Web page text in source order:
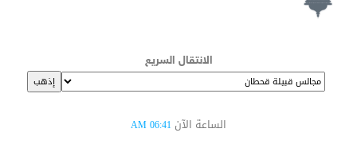
الانتقال السريع
الساعة الآن 06:41 AM